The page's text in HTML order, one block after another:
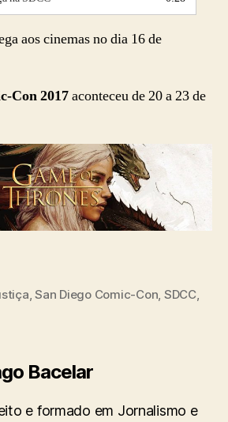
aos cinemas no dia 16 de
Con 2017aconteceu de 20 a 23 de
,San Diego Comic-Con, SDCC,
Bacelar
e formado em Jornalismo e